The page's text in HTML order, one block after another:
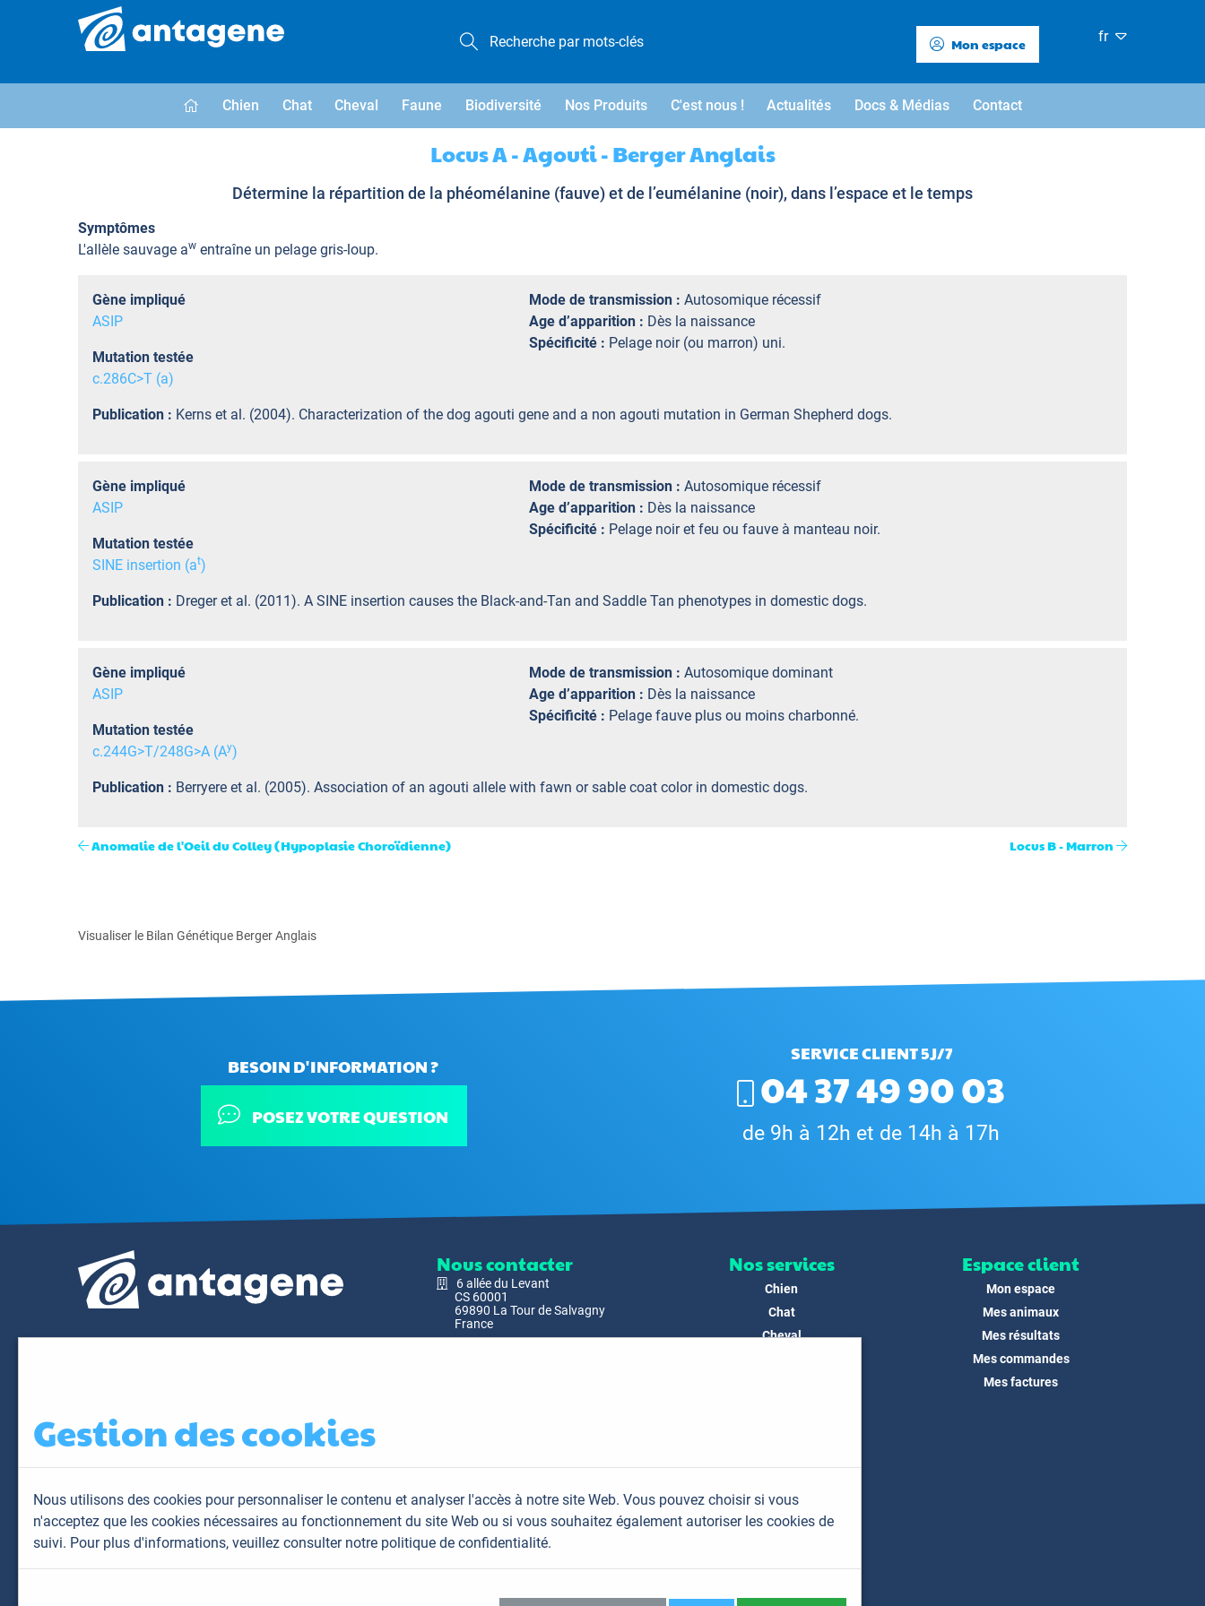
Mon espace fr
Chien Chat Cheval Faune Biodiversité Nos Produits C'est nous ! Actualités Docs & Médias Contact
Locus A - Agouti - Berger Anglais
Détermine la répartition de la phéomélanine (fauve) et de l’eumélanine (noir), dans l’espace et le temps
Symptômes
L'allèle sauvage aw entraîne un pelage gris-loup.
Gène impliqué
ASIP
Mutation testée
c.286C>T (a)
Mode de transmission : Autosomique récessif
Age d’apparition : Dès la naissance
Spécificité : Pelage noir (ou marron) uni.
Publication : Kerns et al. (2004). Characterization of the dog agouti gene and a non agouti mutation in German Shepherd dogs.
Gène impliqué
ASIP
Mutation testée
SINE insertion (at)
Mode de transmission : Autosomique récessif
Age d’apparition : Dès la naissance
Spécificité : Pelage noir et feu ou fauve à manteau noir.
Publication : Dreger et al. (2011). A SINE insertion causes the Black-and-Tan and Saddle Tan phenotypes in domestic dogs.
Gène impliqué
ASIP
Mutation testée
c.244G>T/248G>A (Ay)
Mode de transmission : Autosomique dominant
Age d’apparition : Dès la naissance
Spécificité : Pelage fauve plus ou moins charbonné.
Publication : Berryere et al. (2005). Association of an agouti allele with fawn or sable coat color in domestic dogs.
Anomalie de l'Oeil du Colley (Hypoplasie Choroïdienne) Locus B - Marron
Visualiser le Bilan Génétique Berger Anglais
BESOIN D'INFORMATION ?
POSEZ VOTRE QUESTION
SERVICE CLIENT 5J/7
04 37 49 90 03
de 9h à 12h et de 14h à 17h
Nous contacter
6 allée du Levant
CS 60001
69890 La Tour de Salvagny
France
Nos services
Chien
Chat
Cheval
FAQ
Contact
Espace client
Mon espace
Mes animaux
Mes résultats
Mes commandes
Mes factures
Gestion des cookies
Nous utilisons des cookies pour personnaliser le contenu et analyser l'accès à notre site Web. Vous pouvez choisir si vous
n'acceptez que les cookies nécessaires au fonctionnement du site Web ou si vous souhaitez également autoriser les cookies de
suivi. Pour plus d'informations, veuillez consulter notre politique de confidentialité.